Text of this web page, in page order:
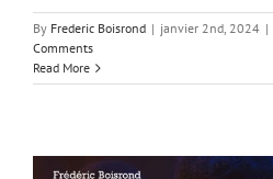
By Frederic Boisrond | janvier 2nd, 2024 |
Comments
Read More